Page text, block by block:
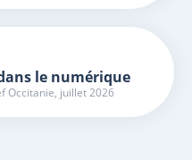
le numérique
Occitanie, juillet 2026